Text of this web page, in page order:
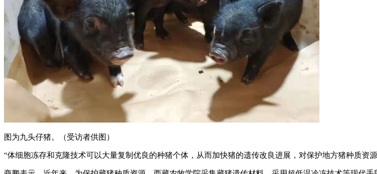
图为九头仔猪。（受访者供图）
“体细胞冻存和克隆技术可以大量复制优良的种猪个体，从而加快猪的遗传改良进展，对保护地方猪种质资